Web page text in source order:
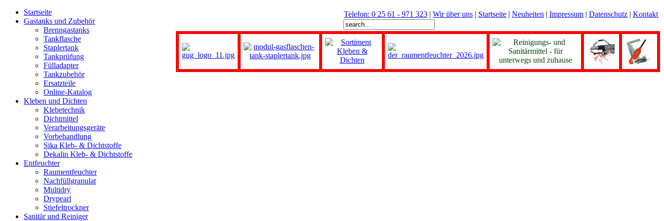
Telefon: 0 25 61 - 971 323 | Wir über uns | Startseite | Neuheiten | Impressum | Datenschutz | Kontakt
Startseite
Gastanks und Zubehör
Brenngastanks
Tankflasche
Staplertank
Tankprüfung
Fülladapter
Tankzubehör
Ersatzteile
Online-Katalog
Kleben und Dichten
Klebetechnik
Dichtmittel
Verarbeitungsgeräte
Vorbehandlung
Sika Kleb- & Dichtstoffe
Dekalin Kleb- & Dichtstoffe
Entfeuchter
Raumentfeuchter
Nachfüllgranulat
Multidry
Drypearl
Stiefeltrockner
Sanitär und Reiniger